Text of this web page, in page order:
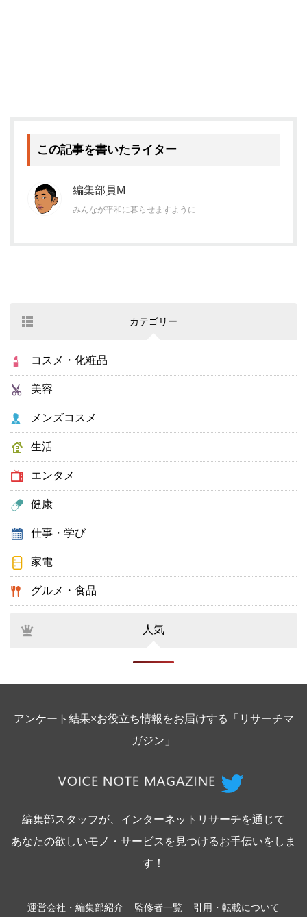
この記事を書いたライター
編集部員M
みんなが平和に暮らせますように
カテゴリー
コスメ・化粧品
美容
メンズコスメ
生活
エンタメ
健康
仕事・学び
家電
グルメ・食品
人気
アンケート結果×お役立ち情報をお届けする「リサーチマ
ガジン」
編集部スタッフが、インターネットリサーチを通じて
あなたの欲しいモノ・サービスを見つけるお手伝いをしま
す！
運営会社・編集部紹介 監修者一覧 引用・転載について